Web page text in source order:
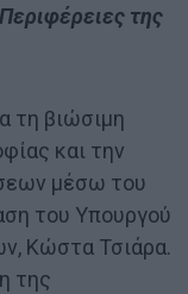
της
τη βιώσιμη
και την
μέσω του
του Υπουργού
Κώστα Τσιάρα.
της